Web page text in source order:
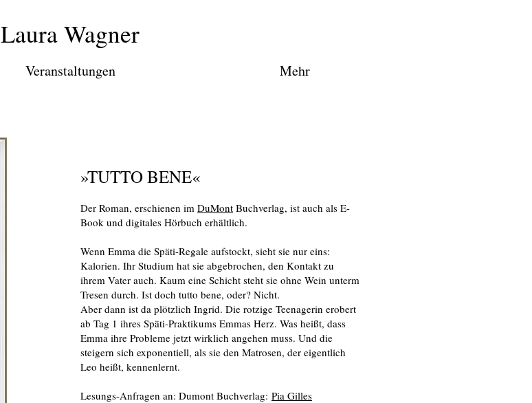
Laura Wagner
Veranstaltungen Mehr
»TUTTO BENE«
Der Roman, erschienen im DuMont Buchverlag, ist auch als E-
Book und digitales Hörbuch erhältlich.
Wenn Emma die Späti-Regale aufstockt, sieht sie nur eins:
Kalorien. Ihr Studium hat sie abgebrochen, den Kontakt zu
ihrem Vater auch. Kaum eine Schicht steht sie ohne Wein unterm
Tresen durch. Ist doch tutto bene, oder? Nicht.
Aber dann ist da plötzlich Ingrid. Die rotzige Teenagerin erobert
ab Tag 1 ihres Späti-Praktikums Emmas Herz. Was heißt, dass
Emma ihre Probleme jetzt wirklich angehen muss. Und die
steigern sich exponentiell, als sie den Matrosen, der eigentlich
Leo heißt, kennenlernt.
Lesungs-Anfragen an: Dumont Buchverlag: Pia Gilles